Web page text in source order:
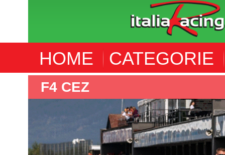
HOME CATEGORIE
F4 CEZ